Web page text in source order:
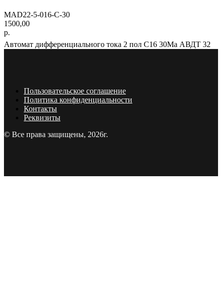
MAD22-5-016-C-30
1500,00
р.
Автомат дифференциального тока 2 пол С16 30Ма АВДТ 32
Пользовательское соглашение
Политика конфиденциальности
Контакты
Реквизиты
© Все права защищены, 2026г.